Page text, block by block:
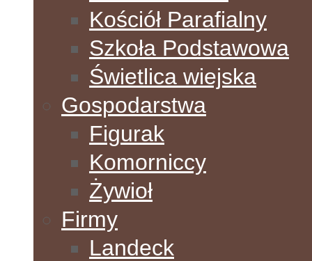
Kościół Parafialny
Szkoła Podstawowa
Świetlica wiejska
Gospodarstwa
Figurak
Komorniccy
Żywioł
Firmy
Landeck